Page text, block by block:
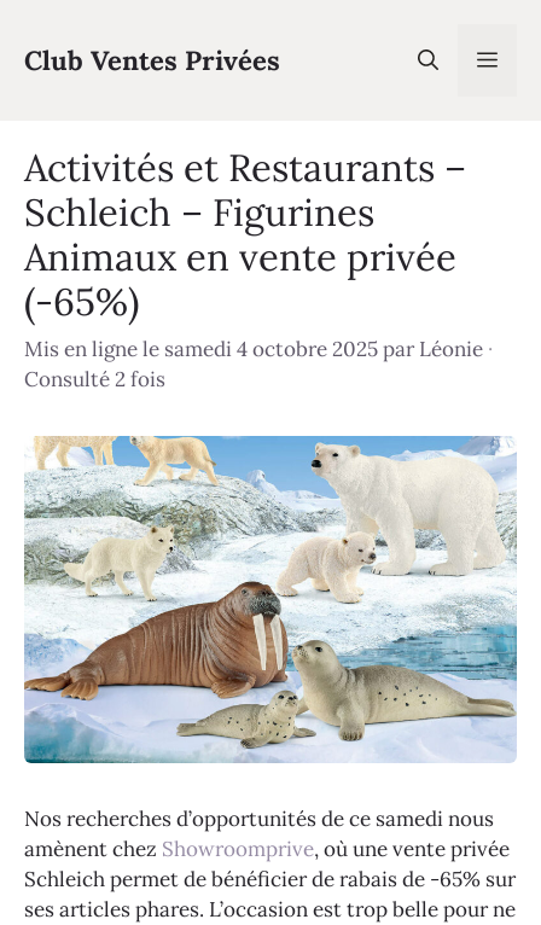
contenu
Club Ventes Privées
Activités et Restaurants –
Schleich – Figurines
Animaux en vente privée
(-65%)
Mis en ligne le samedi 4 octobre 2025parLéonie ·
Consulté 2 fois
Nos recherches d’opportunités de ce samedi nous
amènent chez Showroomprive, où une vente privée
Schleich permet de bénéficier de rabais de -65% sur
ses articles phares. L’occasion est trop belle pour ne